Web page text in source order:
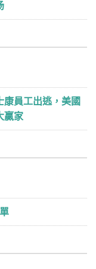
康員工出逃，美國
贏家